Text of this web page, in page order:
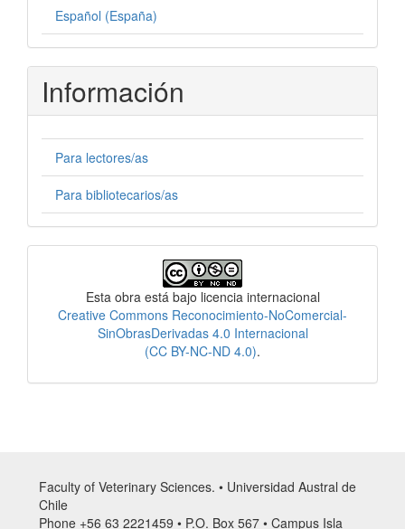
Español (España)
Información
Para lectores/as
Para bibliotecarios/as
Esta obra está bajo licencia internacional
Creative Commons Reconocimiento-NoComercial-
SinObrasDerivadas 4.0 Internacional
(CC BY-NC-ND 4.0).
Faculty of Veterinary Sciences. • Universidad Austral de
Chile
Phone +56 63 2221459 • P.O. Box 567 • Campus Isla